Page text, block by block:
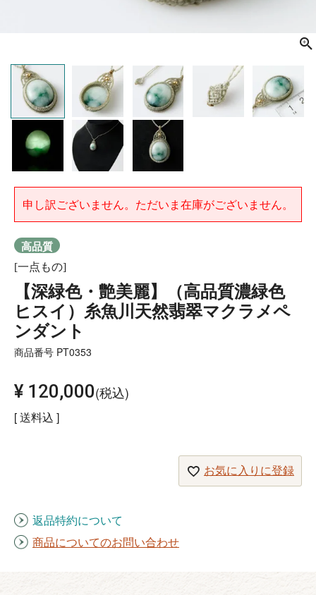
申し訳ございません。ただいま在庫がございません。
高品質
[一点もの]
【深緑色・艶美麗】（高品質濃緑色
ヒスイ）糸魚川天然翡翠マクラメペ
ンダント
商品番号 PT0353
¥ 120,000 税込
送料込
お気に入りに登録
返品特約について
商品についてのお問い合わせ